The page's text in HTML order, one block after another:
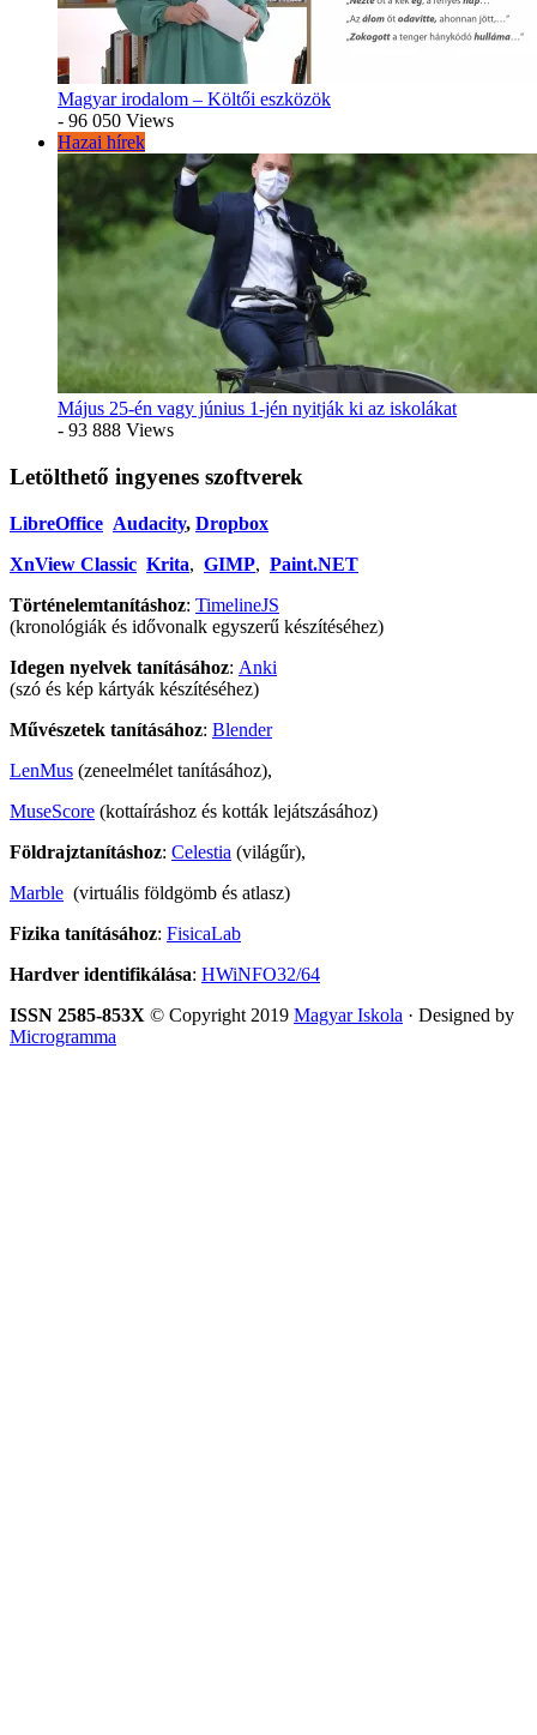
Magyar irodalom – Költői eszközök
- 96 050 Views
Hazai hírek
Május 25-én vagy június 1-jén nyitják ki az iskolákat
- 93 888 Views
Letölthető ingyenes szoftverek
LibreOffice Audacity, Dropbox
XnView Classic Krita, GIMP, Paint.NET
Történelemtanításhoz: TimelineJS
(kronológiák és idővonalk egyszerű készítéséhez)
Idegen nyelvek tanításához: Anki
(szó és kép kártyák készítéséhez)
Művészetek tanításához: Blender
LenMus (zeneelmélet tanításához),
MuseScore (kottaíráshoz és kották lejátszásához)
Földrajztanításhoz: Celestia (világűr),
Marble (virtuális földgömb és atlasz)
Fizika tanításához: FisicaLab
Hardver identifikálása: HWiNFO32/64
ISSN 2585-853X © Copyright 2019 Magyar Iskola · Designed by
Microgramma